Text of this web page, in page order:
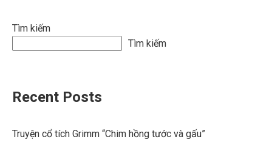
Tìm kiếm
Tìm kiếm
Recent Posts
Truyện cổ tích Grimm “Chim hồng tước và gấu”